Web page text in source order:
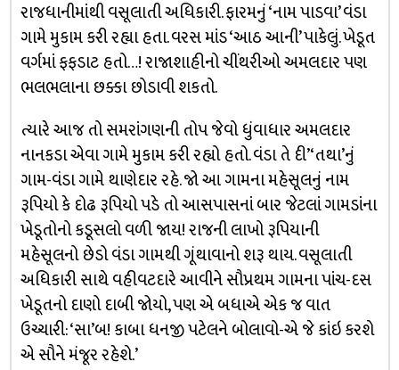
રાજધાનીમાંથી વસૂલાતી અધિકારી. ફારમનું ‘નામ પાડવા’ વંડા
ગામે મુકામ કરી રહ્યા હતા. વરસ માંડ ‘આઠ આની’ પાકેલું. ખેડૂત
વર્ગમાં ફફડાટ હતો…! રાજાશાહીનો ચીંથરીઓ અમલદાર પણ
ભલભલાના છક્કા છોડાવી શકતો.
ત્યારે આજ તો સમરાંગણની તોપ જેવો ધુંવાધાર અમલદાર
નાનકડા એવા ગામે મુકામ કરી રહ્યો હતો. વંડા તે દી’ ‘તથા’નું
ગામ-વંડા ગામે થાણેદાર રહે. જો આ ગામના મહેસૂલનું નામ
રૂપિયો કે દોઢ રૂપિયો પડે તો આસપાસનાં બાર જેટલાં ગામડાંના
ખેડૂતોનો કડૂસલો વળી જાય! રાજની લાખો રૂપિયાની
મહેસૂલનો છેડો વંડા ગામથી ગૂંથાવાનો શરૂ થાય. વસૂલાતી
અધિકારી સાથે વહીવટદારે આવીને સૌપ્રથમ ગામના પાંચ-દસ
ખેડૂતનો દાણો દાબી જોયો, પણ એ બધાએ એક જ વાત
ઉચ્ચારી: ‘સા’બ! કાબા ધનજી પટેલને બોલાવો-એ જે કાંઇ કરશે
એ સૌને મંજૂર રહેશે.’